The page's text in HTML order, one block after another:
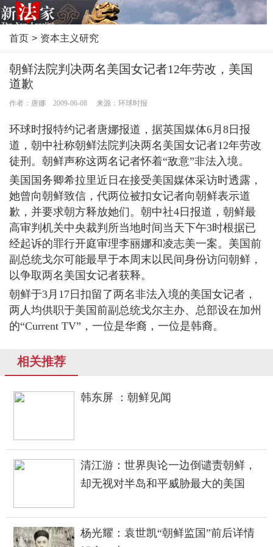
首页 > 资本主义研究
朝鲜法院判决两名美国女记者12年劳改，美国
道歉
作者：唐娜 2009-06-08 来源：环球时报
环球时报特约记者唐娜报道，据英国媒体6月8日报
道，朝中社称朝鲜法院判决两名美国女记者12年劳改
徒刑。朝鲜声称这两名记者怀着“敌意”非法入境。
美国国务卿希拉里近日在接受美国媒体采访时透露，
她曾向朝鲜致信，代两位被扣女记者向朝鲜表示道
歉，并要求朝方释放她们。朝中社4日报道，朝鲜最
高审判机关中央裁判所当地时间当天下午3时根据已
经起诉的罪行开庭审理李丽娜和凌志美一案。美国前
副总统戈尔可能最早于本周末以民间身份访问朝鲜，
以争取两名美国女记者获释。
朝鲜于3月17日扣留了两名非法入境的美国女记者，
两人均供职于美国前副总统戈尔主办、总部设在加州
的“Current TV”，一位是华裔，一位是韩裔。
相关推荐
韩东屏 ：朝鲜见闻
清江游：世界舆论一边倒谴责朝鲜，
却无视对半岛和平威胁最大的美国
杨光耀：袁世凯“朝鲜监国”前后详情